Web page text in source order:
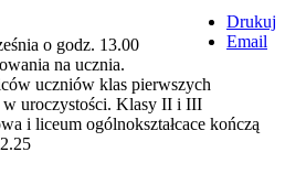
Drukuj
Email
o godz. 13.00
na ucznia.
uczniów klas pierwszych
w uroczystości. Klasy II i III
i liceum ogólnokształcace kończą